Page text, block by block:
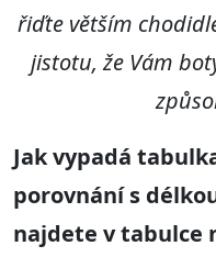
řiďte větším
jistotu, že Vám
Jak vypadá
porovnání s
najdete v tabulce